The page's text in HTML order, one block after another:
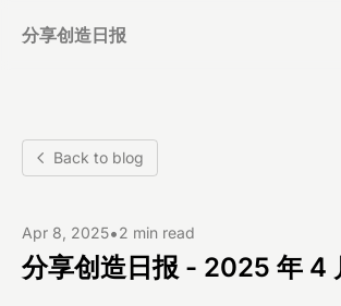
分享创造日报
Back to blog
Apr 8, 2025•2 min read
分享创造日报 - 2025 年 4